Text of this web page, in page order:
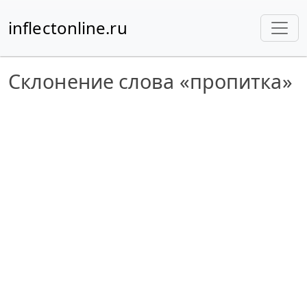
inflectonline.ru
Склонение слова «пропитка»